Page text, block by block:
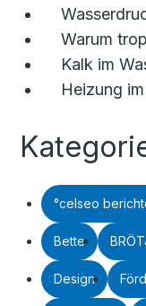
Warum
Kalk im
Heizung
°celseo
Bette
Design